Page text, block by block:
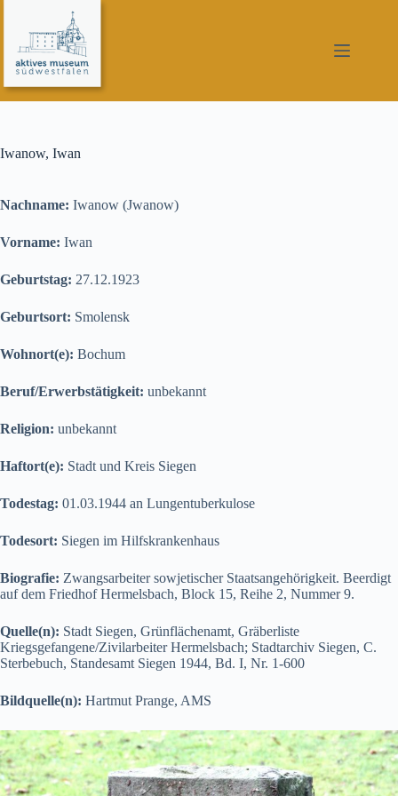
springen
Iwanow, Iwan
Nachname: Iwanow (Jwanow)
Vorname: Iwan
Geburtstag: 27.12.1923
Geburtsort: Smolensk
Wohnort(e): Bochum
Beruf/Erwerbstätigkeit: unbekannt
Religion: unbekannt
Haftort(e): Stadt und Kreis Siegen
Todestag: 01.03.1944 an Lungentuberkulose
Todesort: Siegen im Hilfskrankenhaus
Biografie: Zwangsarbeiter sowjetischer Staatsangehörigkeit. Beerdigt
auf dem Friedhof Hermelsbach, Block 15, Reihe 2, Nummer 9.
Quelle(n): Stadt Siegen, Grünflächenamt, Gräberliste
Kriegsgefangene/Zivilarbeiter Hermelsbach; Stadtarchiv Siegen, C.
Sterbebuch, Standesamt Siegen 1944, Bd. I, Nr. 1-600
Bildquelle(n): Hartmut Prange, AMS